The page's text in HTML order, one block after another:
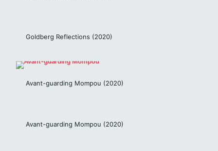
Goldberg Reflections (2020)
Avant-guarding Mompou (2020)
Avant-guarding Mompou (2020)